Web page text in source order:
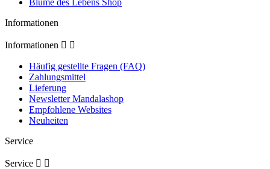
Informationen
Informationen  
Häufig gestellte Fragen (FAQ)
Zahlungsmittel
Lieferung
Newsletter Mandalashop
Empfohlene Websites
Neuheiten
Service
Service  